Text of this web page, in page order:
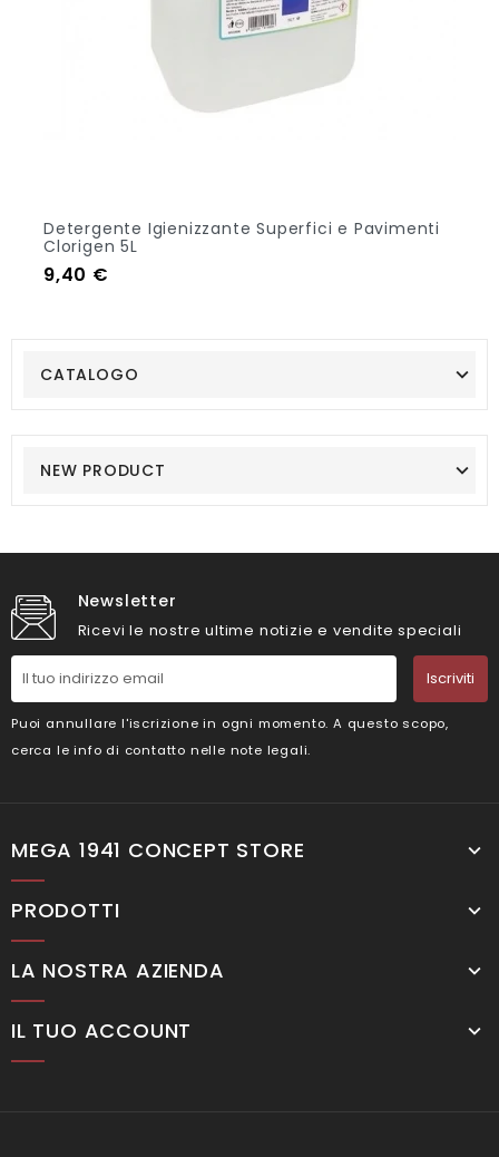
CATALOGO
NEW PRODUCT
Detergente Igienizzante Superfici e Pavimenti
Clorigen 5L
Prezzo
9,40 €
Newsletter
Ricevi le nostre ultime notizie e vendite speciali
Iscriviti
Puoi annullare l'iscrizione in ogni momento. A questo scopo,
cerca le info di contatto nelle note legali.
MEGA 1941 CONCEPT STORE
PRODOTTI
LA NOSTRA AZIENDA
IL TUO ACCOUNT